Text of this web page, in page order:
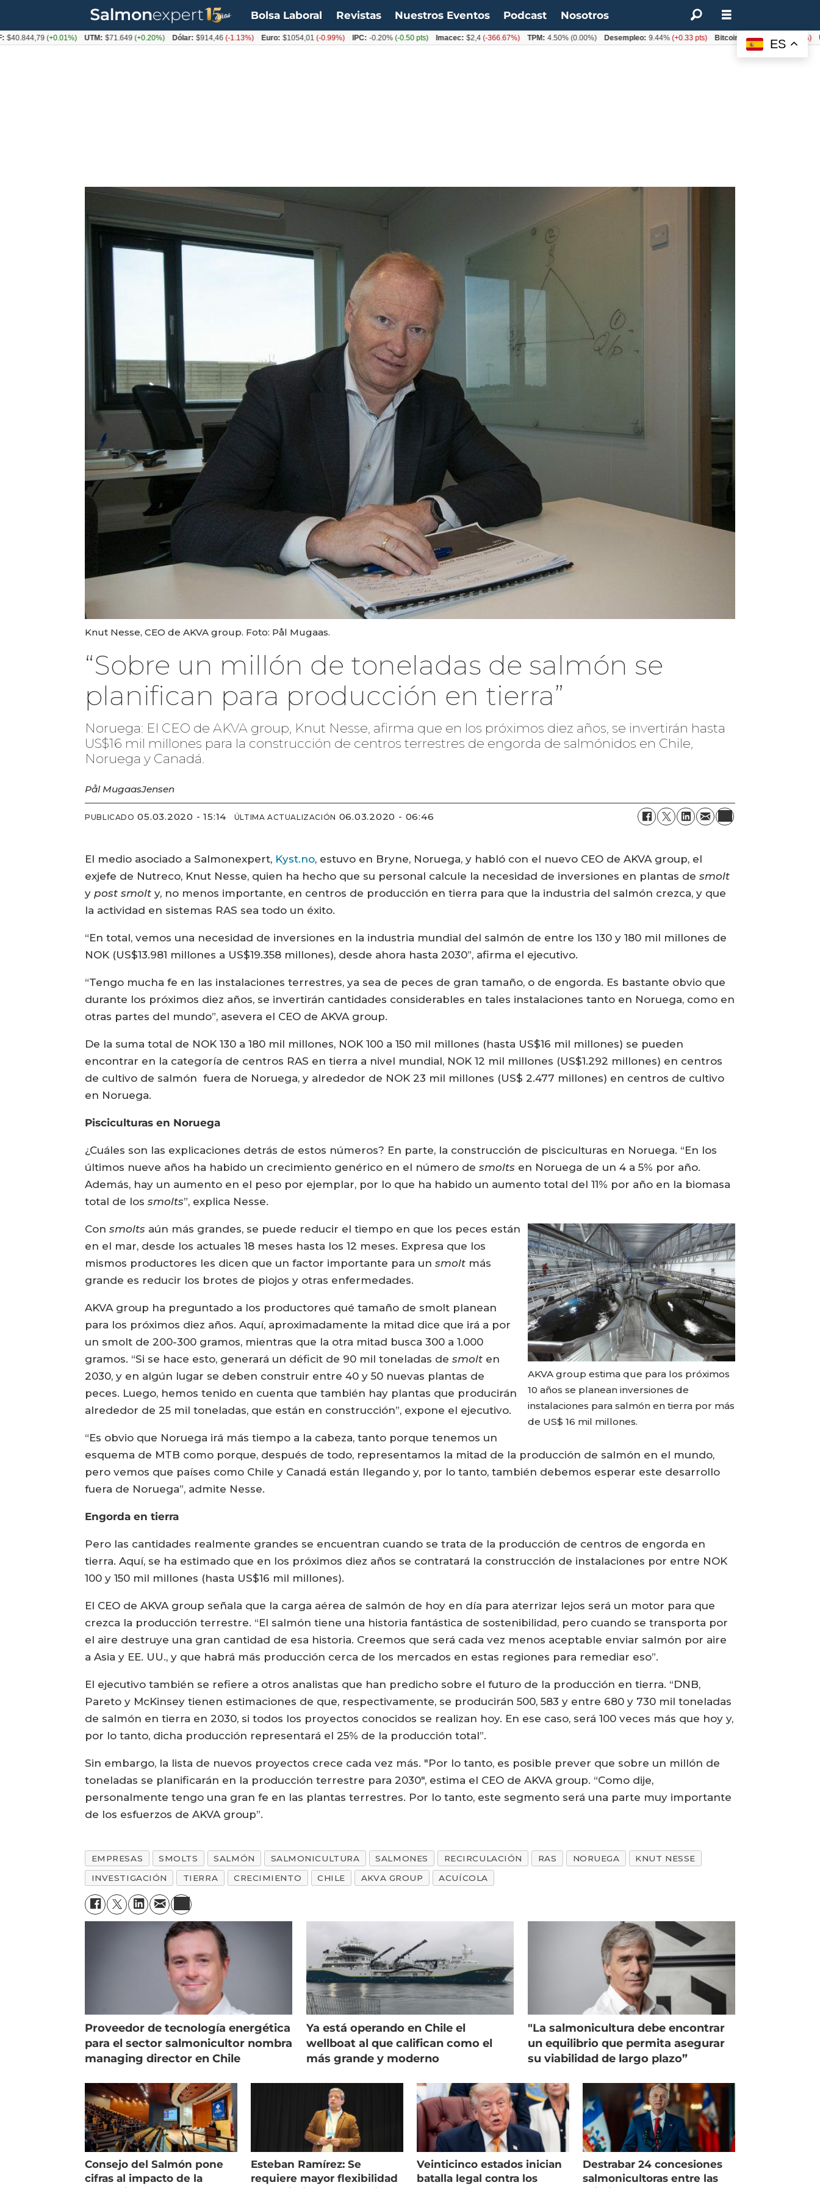
Bolsa Laboral Revistas Nuestros Eventos Podcast Nosotros
Knut Nesse, CEO de AKVA group. Foto: Pål Mugaas.
“Sobre un millón de toneladas de salmón se
planifican para producción en tierra”
Noruega: El CEO de AKVA group, Knut Nesse, afirma que en los próximos diez años, se invertirán hasta
US$16 mil millones para la construcción de centros terrestres de engorda de salmónidos en Chile,
Noruega y Canadá.
Pål MugaasJensen
PUBLICADO 05.03.2020 - 15:14 ÚLTIMA ACTUALIZACIÓN 06.03.2020 - 06:46
El medio asociado a Salmonexpert, Kyst.no, estuvo en Bryne, Noruega, y habló con el nuevo CEO de AKVA group, el
exjefe de Nutreco, Knut Nesse, quien ha hecho que su personal calcule la necesidad de inversiones en plantas desmolt
ypost smolt y, no menos importante, en centros de producción en tierra para que la industria del salmón crezca, y que
la actividad en sistemas RAS sea todo un éxito.
“En total, vemos una necesidad de inversiones en la industria mundial del salmón de entre los 130 y 180 mil millones de
NOK (US$13.981 millones a US$19.358 millones), desde ahora hasta 2030”, afirma el ejecutivo.
“Tengo mucha fe en las instalaciones terrestres, ya sea de peces de gran tamaño, o de engorda. Es bastante obvio que
durante los próximos diez años, se invertirán cantidades considerables en tales instalaciones tanto en Noruega, como en
otras partes del mundo”, asevera el CEO de AKVA group.
De la suma total de NOK 130 a 180 mil millones, NOK 100 a 150 mil millones (hasta US$16 mil millones) se pueden
encontrar en la categoría de centros RAS en tierra a nivel mundial, NOK 12 mil millones (US$1.292 millones) en centros
de cultivo de salmón fuera de Noruega, y alrededor de NOK 23 mil millones (US$ 2.477 millones) en centros de cultivo
en Noruega.
Pisciculturas en Noruega
¿Cuáles son las explicaciones detrás de estos números? En parte, la construcción de pisciculturas en Noruega. “En los
últimos nueve años ha habido un crecimiento genérico en el número desmolts en Noruega de un 4 a 5% por año.
Además, hay un aumento en el peso por ejemplar, por lo que ha habido un aumento total del 11% por año en la biomasa
total de lossmolts”, explica Nesse.
AKVA group estima que para los próximos
10 años se planean inversiones de
instalaciones para salmón en tierra por más
de US$ 16 mil millones.
Consmolts aún más grandes, se puede reducir el tiempo en que los peces están
en el mar, desde los actuales 18 meses hasta los 12 meses. Expresa que los
mismos productores les dicen que un factor importante para unsmolt más
grande es reducir los brotes de piojos y otras enfermedades.
AKVA group ha preguntado a los productores qué tamaño de smolt planean
para los próximos diez años. Aquí, aproximadamente la mitad dice que irá a por
un smolt de 200-300 gramos, mientras que la otra mitad busca 300 a 1.000
gramos. “Si se hace esto, generará un déficit de 90 mil toneladas desmolt en
2030, y en algún lugar se deben construir entre 40 y 50 nuevas plantas de
peces. Luego, hemos tenido en cuenta que también hay plantas que producirán
alrededor de 25 mil toneladas, que están en construcción”, expone el ejecutivo.
“Es obvio que Noruega irá más tiempo a la cabeza, tanto porque tenemos un
esquema de MTB como porque, después de todo, representamos la mitad de la producción de salmón en el mundo,
pero vemos que países como Chile y Canadá están llegando y, por lo tanto, también debemos esperar este desarrollo
fuera de Noruega”, admite Nesse.
Engorda en tierra
Pero las cantidades realmente grandes se encuentran cuando se trata de la producción de centros de engorda en
tierra. Aquí, se ha estimado que en los próximos diez años se contratará la construcción de instalaciones por entre NOK
100 y 150 mil millones (hasta US$16 mil millones).
El CEO de AKVA group señala que la carga aérea de salmón de hoy en día para aterrizar lejos será un motor para que
crezca la producción terrestre. “El salmón tiene una historia fantástica de sostenibilidad, pero cuando se transporta por
el aire destruye una gran cantidad de esa historia. Creemos que será cada vez menos aceptable enviar salmón por aire
a Asia y EE. UU., y que habrá más producción cerca de los mercados en estas regiones para remediar eso”.
El ejecutivo también se refiere a otros analistas que han predicho sobre el futuro de la producción en tierra. “DNB,
Pareto y McKinsey tienen estimaciones de que, respectivamente, se producirán 500, 583 y entre 680 y 730 mil toneladas
de salmón en tierra en 2030, si todos los proyectos conocidos se realizan hoy. En ese caso, será 100 veces más que hoy y,
por lo tanto, dicha producción representará el 25% de la producción total”.
Sin embargo, la lista de nuevos proyectos crece cada vez más. "Por lo tanto, es posible prever que sobre un millón de
toneladas se planificarán en la producción terrestre para 2030", estima el CEO de AKVA group. “Como dije,
personalmente tengo una gran fe en las plantas terrestres. Por lo tanto, este segmento será una parte muy importante
de los esfuerzos de AKVA group”.
EMPRESAS SMOLTS SALMÓN SALMONICULTURA SALMONES RECIRCULACIÓN RAS NORUEGA
KNUT NESSE
INVESTIGACIÓN
TIERRA CRECIMIENTO CHILE AKVA GROUP ACUÍCOLA
Proveedor de tecnología energética
para el sector salmonicultor nombra
managing director en Chile
Ya está operando en Chile el
wellboat al que califican como el
más grande y moderno
"La salmonicultura debe encontrar
un equilibrio que permita asegurar
su viabilidad de largo plazo”
Consejo del Salmón pone
cifras al impacto de la
Esteban Ramírez: Se
requiere mayor flexibilidad
Veinticinco estados inician
batalla legal contra los
Destrabar 24 concesiones
salmonicultoras entre las
ES
(+0.01%) UTM: $71.649(+0.20%) Dólar: $914,46(-1.13%) Euro: $1054,01(-0.99%) IPC: -0.20% (-0.50 pts) Imacec: $2,4(-366.67%) TPM: 4.50%(0.00%) Desempleo: 9.44%(+0.33 pts) Bitcoin: $62.760,11(-1.74%)